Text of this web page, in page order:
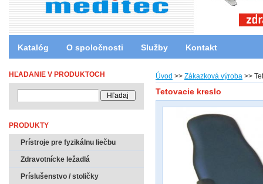
Katalóg O spoločnosti Služby Kontakt
Úvod >> Zákazková výroba >>
Tetovacie kreslo
HĽADANIE V PRODUKTOCH
PRODUKTY
Prístroje pre fyzikálnu liečbu
Zdravotnícke ležadlá
Príslušenstvo / stoličky